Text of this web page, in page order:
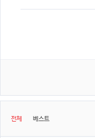
전체 베스트